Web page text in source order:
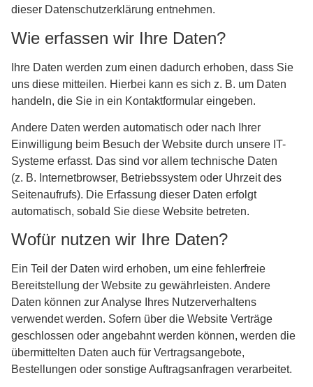
dieser Datenschutzerklärung entnehmen.
Wie erfassen wir Ihre Daten?
Ihre Daten werden zum einen dadurch erhoben, dass Sie
uns diese mitteilen. Hierbei kann es sich z. B. um Daten
handeln, die Sie in ein Kontaktformular eingeben.
Andere Daten werden automatisch oder nach Ihrer
Einwilligung beim Besuch der Website durch unsere IT-
Systeme erfasst. Das sind vor allem technische Daten
(z. B. Internetbrowser, Betriebssystem oder Uhrzeit des
Seitenaufrufs). Die Erfassung dieser Daten erfolgt
automatisch, sobald Sie diese Website betreten.
Wofür nutzen wir Ihre Daten?
Ein Teil der Daten wird erhoben, um eine fehlerfreie
Bereitstellung der Website zu gewährleisten. Andere
Daten können zur Analyse Ihres Nutzerverhaltens
verwendet werden. Sofern über die Website Verträge
geschlossen oder angebahnt werden können, werden die
übermittelten Daten auch für Vertragsangebote,
Bestellungen oder sonstige Auftragsanfragen verarbeitet.